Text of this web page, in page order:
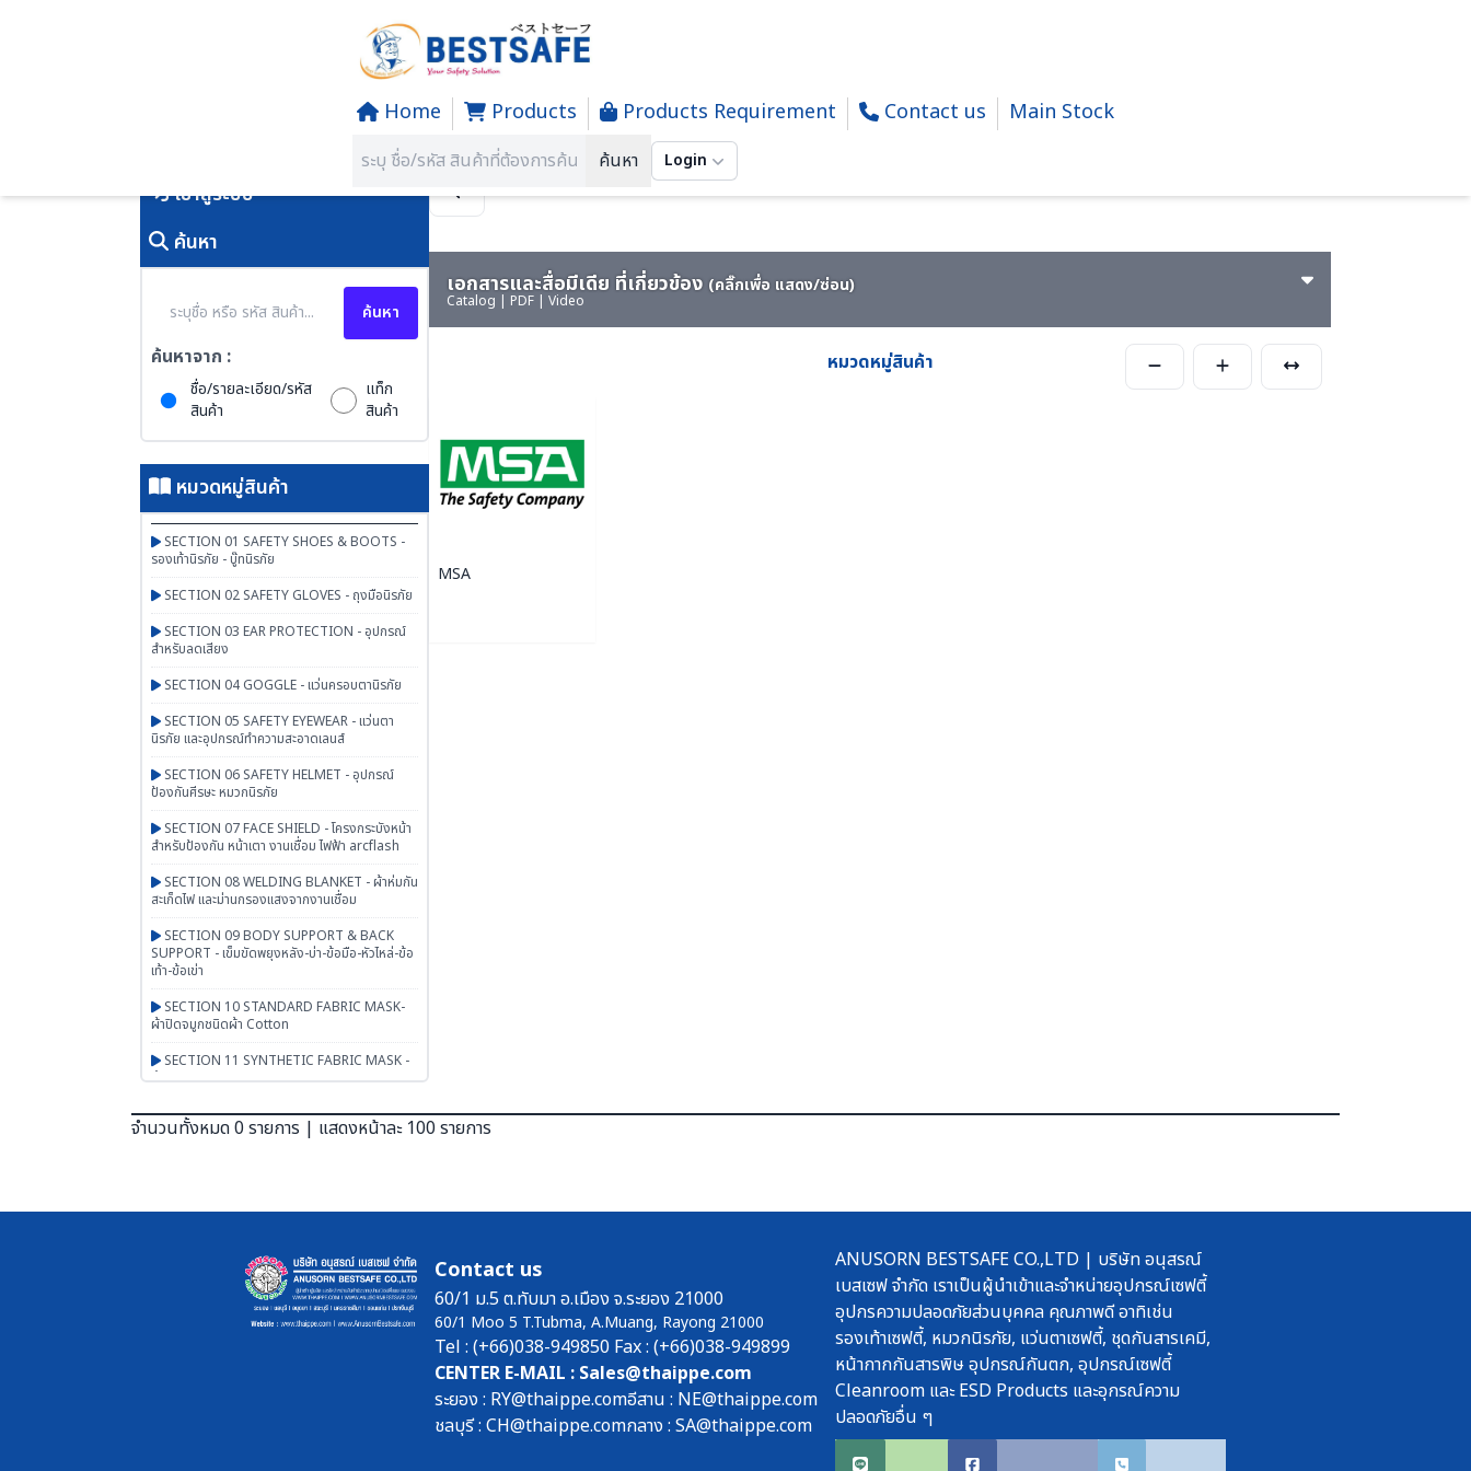
Home Products Products Requirement Contact us Main Stock
ค้นหา Login
SECTION 76 GAS DETECTOR - เครื่องมือวัดแก๊ส
เข้าสู่ระบบ
ค้นหา
ค้นหา
ค้นหาจาก :
ชื่อ/รายละเอียด/รหัส
สินค้า
แท็ก
สินค้า
หมวดหมู่สินค้า
SECTION 01 SAFETY SHOES & BOOTS -
รองเท้านิรภัย - บู๊ทนิรภัย
SECTION 02 SAFETY GLOVES - ถุงมือนิรภัย
SECTION 03 EAR PROTECTION - อุปกรณ์
สำหรับลดเสียง
SECTION 04 GOGGLE - แว่นครอบตานิรภัย
SECTION 05 SAFETY EYEWEAR - แว่นตา
นิรภัย และอุปกรณ์ทำความสะอาดเลนส์
SECTION 06 SAFETY HELMET - อุปกรณ์
ป้องกันศีรษะ หมวกนิรภัย
SECTION 07 FACE SHIELD - โครงกระบังหน้า
สำหรับป้องกัน หน้าเตา งานเชื่อม ไฟฟ้า arcflash
SECTION 08 WELDING BLANKET - ผ้าห่มกัน
สะเก็ดไฟ และม่านกรองแสงจากงานเชื่อม
SECTION 09 BODY SUPPORT & BACK
SUPPORT - เข็มขัดพยุงหลัง-บ่า-ข้อมือ-หัวไหล่-ข้อ
เท้า-ข้อเข่า
SECTION 10 STANDARD FABRIC MASK-
ผ้าปิดจมูกชนิดผ้า Cotton
SECTION 11 SYNTHETIC FABRIC MASK -
ผ้าปิดจมูกเสริมใยสังเคราะห์ UN95 SERIES
SECTION 12 RESPIRATOR - หน้ากากตลับ
กรอง
SECTION 15 SCBA FENAN - Self
Contained Breathing Apparatus - ชุดเครื่อง
SECTION 16 SAFETY CAP | HOOD | หมวก
เอกสารและสื่อมีเดีย ที่เกี่ยวข้อง (คลิ๊กเพื่อ แสดง/ซ่อน)
Catalog | PDF | Video
หมวดหมู่สินค้า
MSA
จำนวนทั้งหมด 0 รายการ | แสดงหน้าละ 100 รายการ
Contact us
60/1 ม.5 ต.ทับมา อ.เมือง จ.ระยอง 21000
60/1 Moo 5 T.Tubma, A.Muang, Rayong 21000
Tel : (+66)038-949850 Fax : (+66)038-949899
CENTER E-MAIL : Sales@thaippe.com
ระยอง : RY@thaippe.comอีสาน : NE@thaippe.com
ชลบุรี : CH@thaippe.comกลาง : SA@thaippe.com
ANUSORN BESTSAFE CO.,LTD | บริษัท อนุสรณ์
เบสเซฟ จำกัด เราเป็นผู้นำเข้าและจำหน่ายอุปกรณ์เซฟตี้
อุปกรความปลอดภัยส่วนบุคคล คุณภาพดี อาทิเช่น
รองเท้าเซฟตี้, หมวกนิรภัย, แว่นตาเซฟตี้, ชุดกันสารเคมี,
หน้ากากกันสารพิษ อุปกรณ์กันตก, อุปกรณ์เซฟตี้
Cleanroom และ ESD Products และอุกรณ์ความ
ปลอดภัยอื่น ๆ